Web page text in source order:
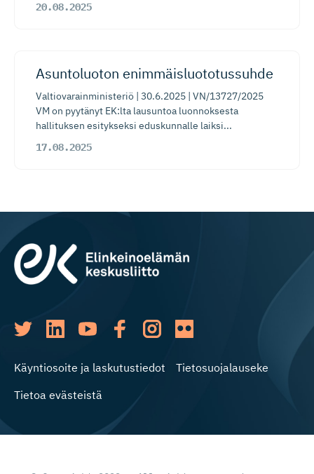
20.08.2025
​​Asuntoluoton enimmäisluo­to­tussuhde​
Valtiovarainministeriö | 30.6.2025 | VN/13727/2025
VM on pyytänyt EK:lta lausuntoa luonnoksesta
hallituksen esitykseksi eduskunnalle laiksi...
17.08.2025
Käyntiosoite ja laskutustiedot
Tietosuojalauseke
Tietoa evästeistä